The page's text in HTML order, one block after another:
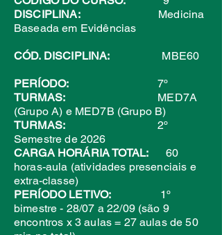
DISCIPLINA: Medicina
Baseada em Evidências
CÓD. DISCIPLINA: MBE60
PERÍODO:7º
TURMAS: MED7A
(Grupo A) e MED7B (Grupo B)
TURMAS:2º
Semestre de 2026
CARGA HORÁRIA TOTAL:60
horas-aula (atividades presenciais e
extra-classe)
PERÍODO LETIVO: 1º
bimestre - 28/07 a 22/09 (são 9
encontros x 3 aulas = 27 aulas de 50